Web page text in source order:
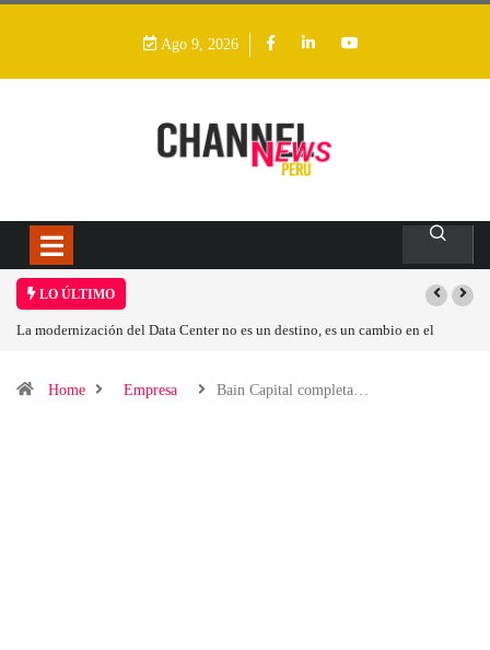
Ago 9, 2026
LO ÚLTIMO
La modernización del Data Center no es un destino, es un cambio en el
Home
Empresa Bain Capital completa…